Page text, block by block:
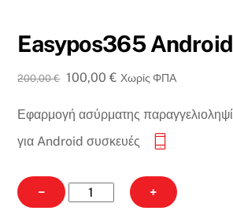
Easypos365 Android
200,00€ Original
was:
200,00 €.
100,00€ Η
τιμή
είναι:
100,00 €.
Χωρίς ΦΠΑ
Εφαρμογή ασύρματης
για Android συσκευές
−
Easypos365
Android
+